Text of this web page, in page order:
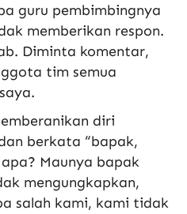
guru pembimbingnya
memberikan respon.
Diminta komentar,
tim semua
diri
berkata “bapak,
Maunya bapak
mengungkapkan,
salah kami, kami tidak